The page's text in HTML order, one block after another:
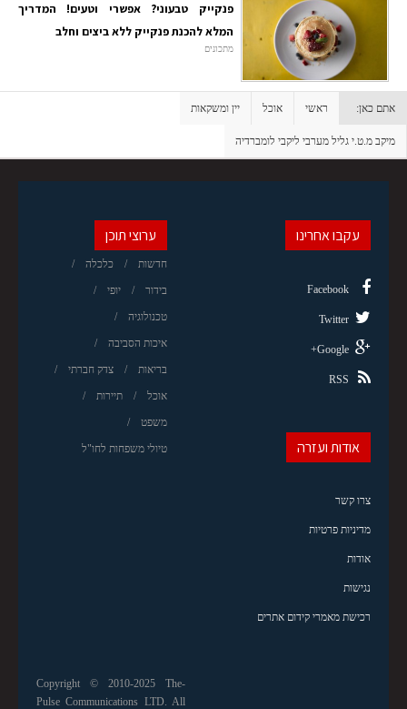
פנקייק טבעוני? אפשרי וטעים! המדריך
המלא להכנת פנקייק ללא ביצים וחלב
מתכונים
אתם כאן: ראשי אוכל יין ומשקאות
מיקב מ.ט.י גליל מערבי ליקבי לומברדיה
ערוצי תוכן
חדשות כלכלה
בידור יופי
טכנולוגיה
איכות הסביבה
בריאות צדק חברתי
אוכל תיירות
משפט
טיולי משפחות לחו"ל
עקבו אחרינו
Facebook
Twitter
Google+
RSS
אודות ועזרה
צרו קשר
מדיניות פרטיות
אודות
נגישות
רכישת מאמרי קידום אתרים
Copyright © 2010-2025 The-
Pulse Communications LTD. All